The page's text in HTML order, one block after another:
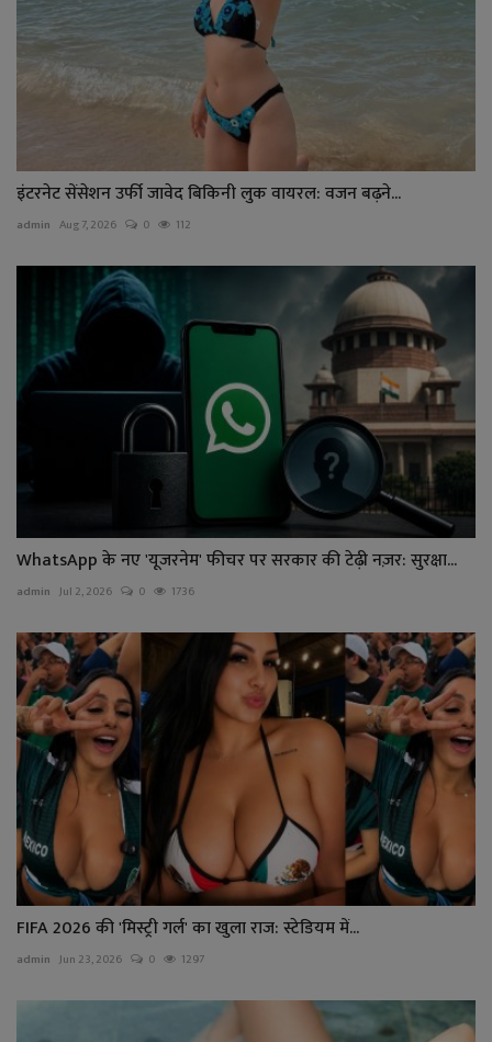
इंटरनेट सेंसेशन उर्फी जावेद बिकिनी लुक वायरल: वजन बढ़ने...
admin Aug 7, 2026 0 112
WhatsApp के नए 'यूजरनेम' फीचर पर सरकार की टेढ़ी नज़र: सुरक्षा...
admin Jul 2, 2026 0 1736
FIFA 2026 की 'मिस्ट्री गर्ल' का खुला राज: स्टेडियम में...
admin Jun 23, 2026 0 1297